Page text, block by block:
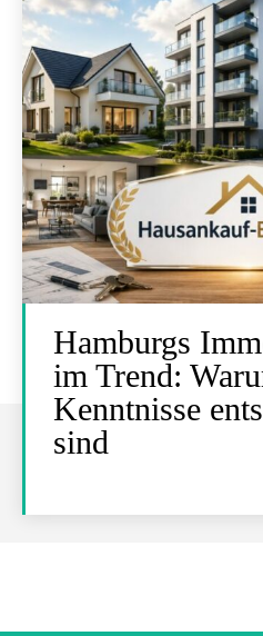
Hamburgs
im Trend:
Kenntnisse
sind